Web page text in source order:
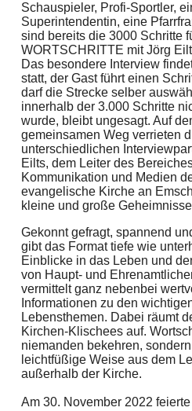
Schauspieler, Profi-Sportler,
Superintendentin, eine
sind bereits die 3000 Schritte
WORTSCHRITTE mit Jörg
Das besondere Interview
statt, der Gast führt einen
darf die Strecke selber
innerhalb der 3.000 Schritte
wurde, bleibt ungesagt. Auf
gemeinsamen Weg verrieten
unterschiedlichen
Eilts, dem Leiter des
Kommunikation und Medien
evangelische Kirche an
kleine und große
Gekonnt gefragt, spannend
gibt das Format tiefe wie
Einblicke in das Leben und
von Haupt- und
vermittelt ganz nebenbei
Informationen zu den
Lebensthemen. Dabei räumt
Kirchen-Klischees auf.
niemanden bekehren,
leichtfüßige Weise aus dem
außerhalb der Kirche.
Am 30. November 2022